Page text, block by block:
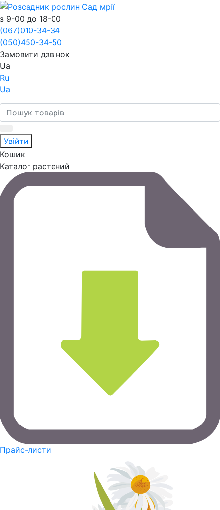
з 9-00 до 18-00
(067)010-34-34
(050)450-34-50
Замовити дзвінок
Ua
Ru
Ua
Увійти
Кошик
Каталог растений
Прайс-листи